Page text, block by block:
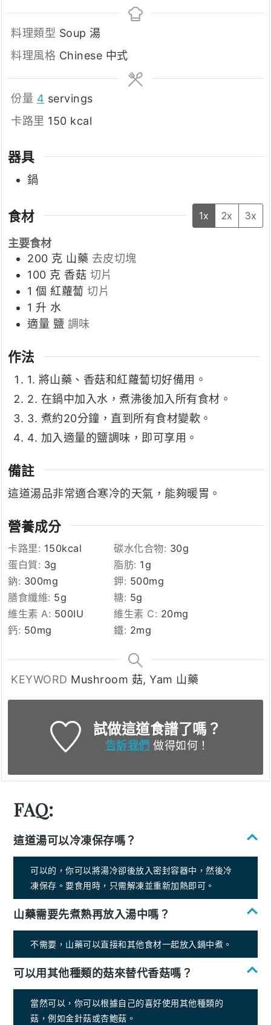
料理類型 Soup 湯
料理風格 Chinese 中式
份量 4 servings
卡路里 150 kcal
器具
鍋
食材 1x 2x 3x
主要食材
200 克 山藥 去皮切塊
100 克 香菇 切片
1 個 紅蘿蔔 切片
1 升 水
適量 鹽 調味
作法
1. 將山藥、香菇和紅蘿蔔切好備用。
2. 在鍋中加入水，煮沸後加入所有食材。
3. 煮約20分鐘，直到所有食材變軟。
4. 加入適量的鹽調味，即可享用。
備註
這道湯品非常適合寒冷的天氣，能夠暖胃。
營養成分
卡路里: 150kcal 碳水化合物: 30g
蛋白質: 3g 脂肪: 1g
鈉: 300mg 鉀: 500mg
膳食纖維: 5g 糖: 5g
維生素 A: 500IU 維生素 C: 20mg
鈣: 50mg 鐵: 2mg
KEYWORD Mushroom 菇, Yam 山藥
試做這道食譜了嗎？
告訴我們 做得如何！
FAQ:
這道湯可以冷凍保存嗎？
可以的，你可以將湯冷卻後放入密封容器中，然後冷
凍保存。要食用時，只需解凍並重新加熱即可。
山藥需要先煮熟再放入湯中嗎？
不需要，山藥可以直接和其他食材一起放入鍋中煮。
可以用其他種類的菇來替代香菇嗎？
當然可以，你可以根據自己的喜好使用其他種類的
菇，例如金針菇或杏鮑菇。